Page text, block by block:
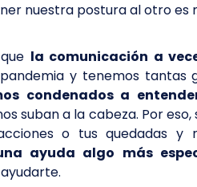
nuestra postura al otro es
la comunicación a
y tenemos tantas
condenados a
suban a la cabeza. Por
o tus quedadas y
ayuda algo más